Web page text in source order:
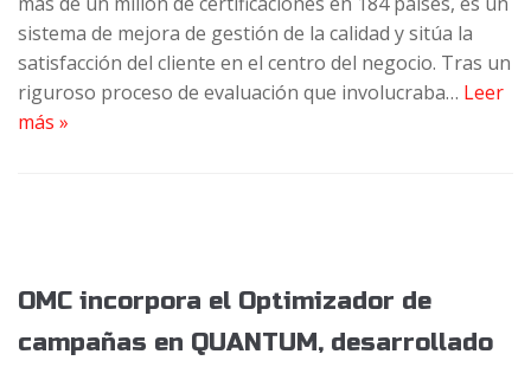
sistema de mejora de gestión de la calidad y sitúa la
satisfacción del cliente en el centro del negocio. Tras un
riguroso proceso de evaluación que involucraba… Leer
más »
OMC incorpora el Optimizador de
campañas en QUANTUM, desarrollado